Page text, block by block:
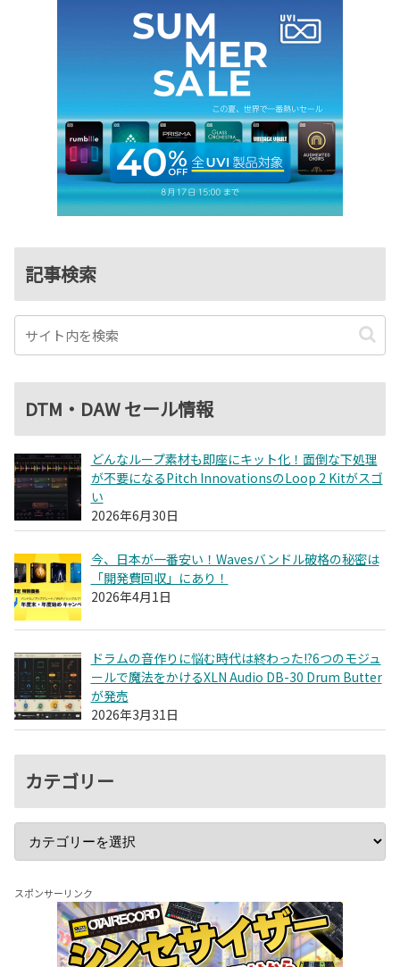
記事検索
DTM・DAW セール情報
どんなループ素材も即座にキット化！面倒な下処理
が不要になるPitch InnovationsのLoop 2 Kitがスゴ
い
2026年6月30日
今、日本が一番安い！Wavesバンドル破格の秘密は
「開発費回収」にあり！
2026年4月1日
ドラムの音作りに悩む時代は終わった!?6つのモジュ
ールで魔法をかけるXLN Audio DB-30 Drum Butter
が発売
2026年3月31日
カテゴリー
スポンサーリンク